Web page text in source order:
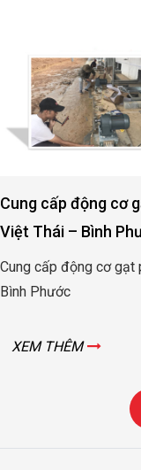
Cung cấp động cơ
Việt Thái – Bình
Cung cấp động cơ gạt
Bình Phước
XEM THÊM